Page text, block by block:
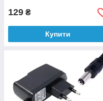
129 ₴
Купити